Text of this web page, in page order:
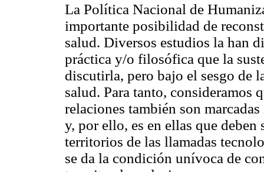
La Política Nacional de
importante posibilidad de
salud. Diversos estudios la han
práctica y/o filosófica que la
discutirla, pero bajo el sesgo de
salud. Para tanto, consideramos
relaciones también son
y, por ello, es en ellas que
territorios de las llamadas
se da la condición unívoca de